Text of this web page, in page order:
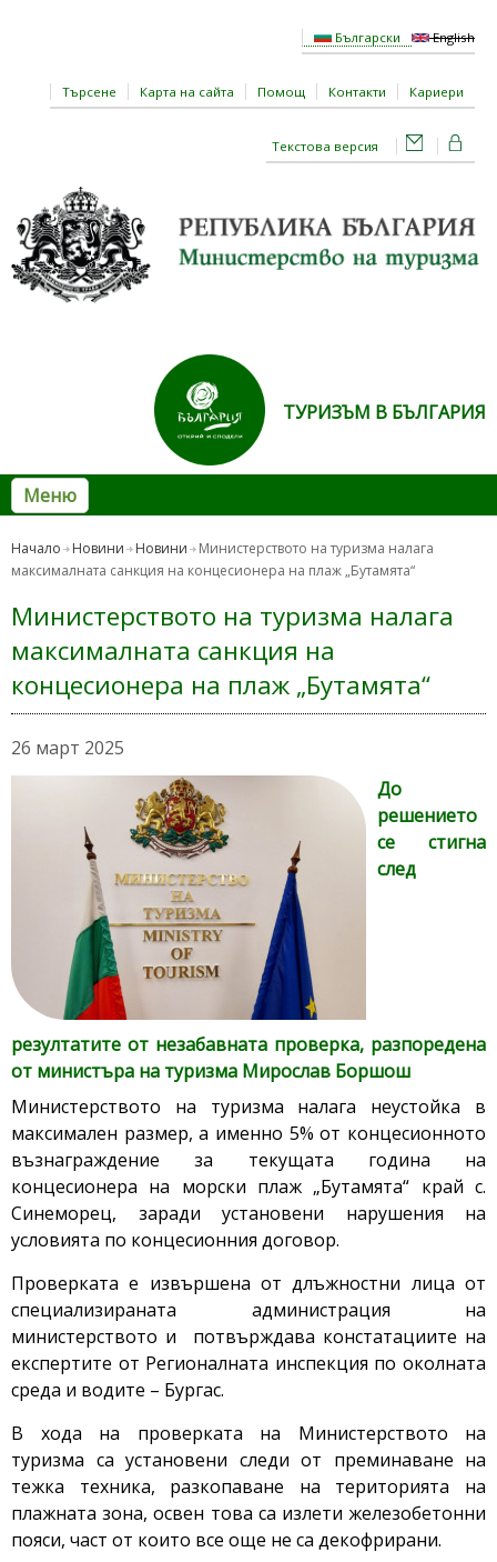
Български English
Търсене Карта на сайта Помощ Контакти Кариери
Текстова версия
ТУРИЗЪМ В БЪЛГАРИЯ
Меню
Начало Новини Новини
Министерството на туризма налага
максималната санкция на концесионера на плаж „Бутамята“
Министерството на туризма налага
максималната санкция на
концесионера на плаж „Бутамята“
26 март 2025
До
решението
се стигна
след
резултатите от незабавната проверка, разпоредена
от министъра на туризма Мирослав Боршош
Министерството на туризма налага неустойка в
максимален размер, а именно 5% от концесионното
възнаграждение за текущата година на
концесионера на морски плаж „Бутамята“ край с.
Синеморец, заради установени нарушения на
условията по концесионния договор.
Проверката е извършена от длъжностни лица от
специализираната администрация на
министерството и потвърждава констатациите на
експертите от Регионалната инспекция по околната
среда и водите – Бургас.
В хода на проверката на Министерството на
туризма са установени следи от преминаване на
тежка техника, разкопаване на територията на
плажната зона, освен това са излети железобетонни
пояси, част от които все още не са декофрирани.